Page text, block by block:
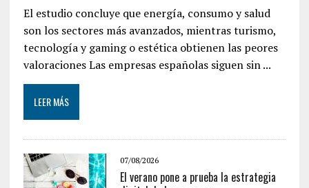
El estudio concluye que energía, consumo y salud
son los sectores más avanzados, mientras turismo,
tecnología y gaming o estética obtienen las peores
valoraciones Las empresas españolas siguen sin ...
LEER MÁS
07/08/2026
El verano pone a prueba la estrategia